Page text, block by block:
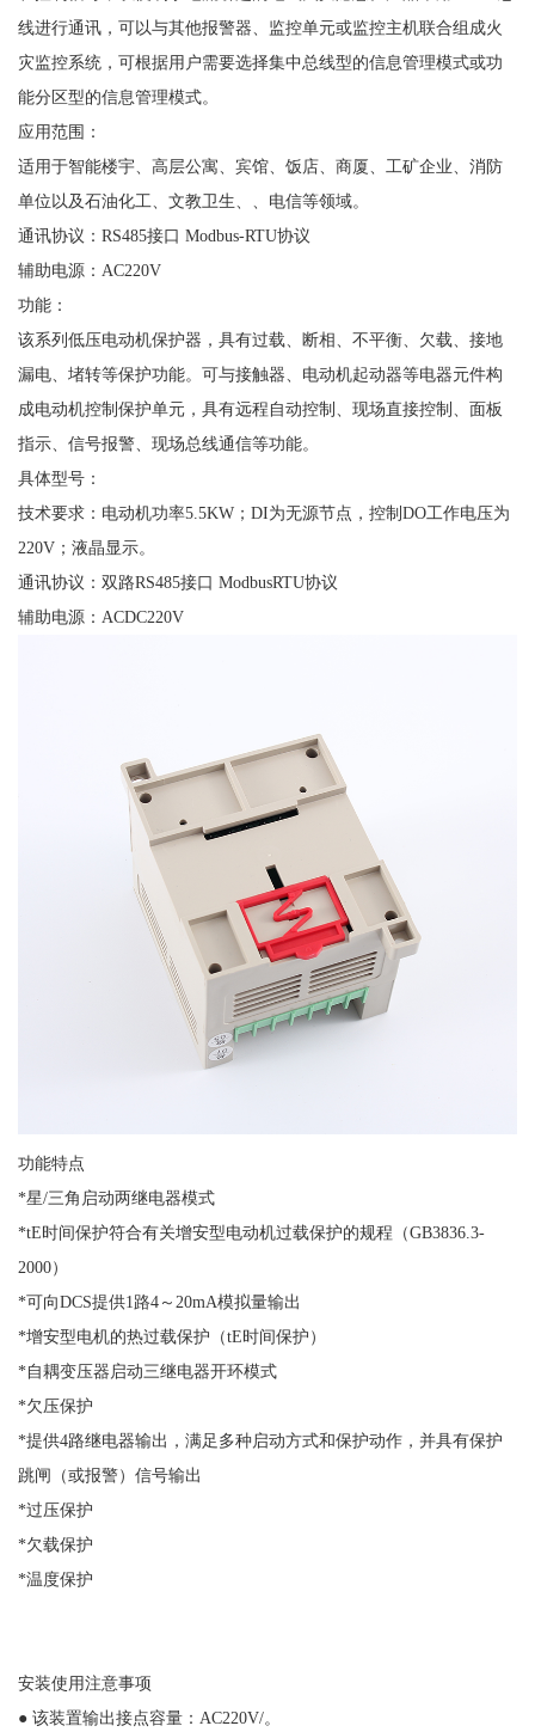
线进行通讯，可以与其他报警器、监控单元或监控主机联合组成火
灾监控系统，可根据用户需要选择集中总线型的信息管理模式或功
能分区型的信息管理模式。
应用范围：
适用于智能楼宇、高层公寓、宾馆、饭店、商厦、工矿企业、消防
单位以及石油化工、文教卫生、、电信等领域。
通讯协议： RS485接口 Modbus-RTU协议
辅助电源： AC220V
功能：
该系列低压电动机保护器，具有过载、断相、不平衡、欠载、接地
漏电、堵转等保护功能。可与接触器、电动机起动器等电器元件构
成电动机控制保护单元，具有远程自动控制、现场直接控制、面板
指示、信号报警、现场总线通信等功能。
具体型号：
技术要求：电动机功率5.5KW；DI为无源节点，控制DO工作电压为
220V；液晶显示。
通讯协议：双路RS485接口 ModbusRTU协议
辅助电源： ACDC220V
功能特点
*星/三角启动两继电器模式
*tE时间保护符合有关增安型电动机过载保护的规程（GB3836.3-
2000）
*可向DCS提供1路4～20mA模拟量输出
*增安型电机的热过载保护（tE时间保护）
*自耦变压器启动三继电器开环模式
*欠压保护
*提供4路继电器输出，满足多种启动方式和保护动作，并具有保护
跳闸（或报警）信号输出
*过压保护
*欠载保护
*温度保护
安装使用注意事项
● 该装置输出接点容量：AC220V/。